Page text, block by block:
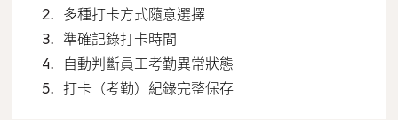
多種打卡方式隨意選擇
準確記錄打卡時間
自動判斷員工考勤異常狀態
打卡（考勤）紀錄完整保存